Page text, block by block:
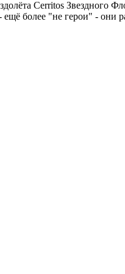
Cerritos Звездного
более "не герои" - они